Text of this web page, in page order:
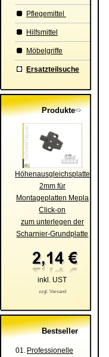
Pflegemittel
Hilfsmittel
Möbelgriffe
Ersatzteilsuche
Produkte
Höhenausgleichsplatte
2mm für
Montageplatten Mepla
Click-on
zum unterlegen der
Scharnier-Grundplatte
inkl. UST
zzgl. Versand
Bestseller
01. Professionelle